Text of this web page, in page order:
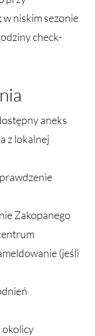
niskim sezonie
check-
aneks
z lokalnej
Zakopanego
(jeśli
okolicy